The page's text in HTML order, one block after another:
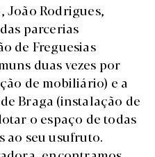
João Rodrigues,
parcerias
de Freguesias
duas vezes por
de mobiliário) e a
Braga (instalação de
o espaço de todas
ao seu usufruto.